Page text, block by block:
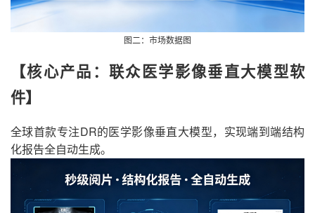
图二：市场数据图
【核心产品：联众医学影像垂直大模型软
件】
全球首款专注DR的医学影像垂直大模型，实现端到端结构
化报告全自动生成。